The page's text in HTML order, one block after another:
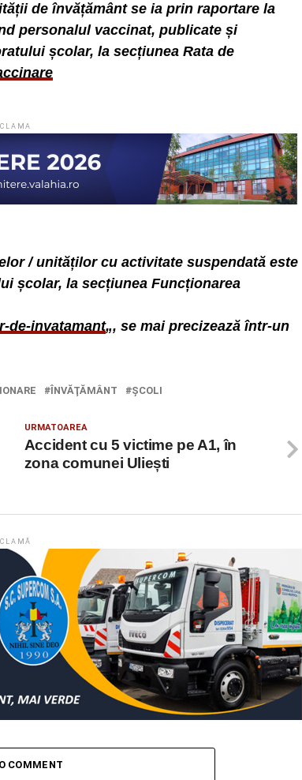
de învățământ se ia prin raportare la
personalul vaccinat, publicate și
școlar, la secțiunea Rata de
/ unităților cu activitate suspendată este
școlar, la secțiunea Funcționarea
de-invatamant„, se mai precizează într-un
ÎNVĂŢĂMÂNT ŞCOLI
URMATOAREA
Accident cu 5 victime pe A1, în
zona comunei Uliești
COMMENT